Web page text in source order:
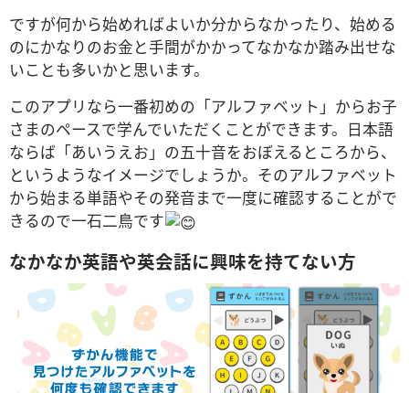
ですが何から始めればよいか分からなかったり、始める
のにかなりのお金と手間がかかってなかなか踏み出せな
いことも多いかと思います。
このアプリなら一番初めの「アルファベット」からお子
さまのペースで学んでいただくことができます。日本語
ならば「あいうえお」の五十音をおぼえるところから、
というようなイメージでしょうか。そのアルファベット
から始まる単語やその発音まで一度に確認することがで
きるので一石二鳥です
なかなか英語や英会話に興味を持てない方